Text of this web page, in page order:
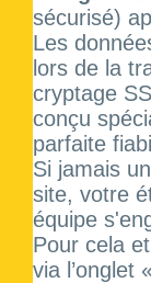
sécurisé)
Les
lors de la
cryptage
conçu
parfaite
Si jamais
site, votre
équipe
Pour cela
via l’onglet